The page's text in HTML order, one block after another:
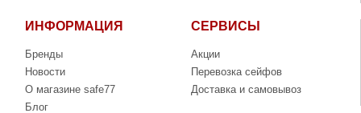
ИНФОРМАЦИЯ
Бренды
Новости
О магазине safe77
Блог
СЕРВИСЫ
Акции
Перевозка сейфов
Доставка и самовывоз